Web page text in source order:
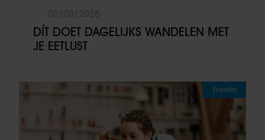
DÍT DOET DAGELIJKS WANDELEN MET
JE EETLUST
Vriendin